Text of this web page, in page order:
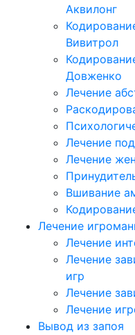
Аквилонг
Вивитрол
Довженко
Лечение
Лечение
Лечение
Вшивание
Лечение
Лечение
Лечение
игр
Лечение
Лечение
Вывод из запоя